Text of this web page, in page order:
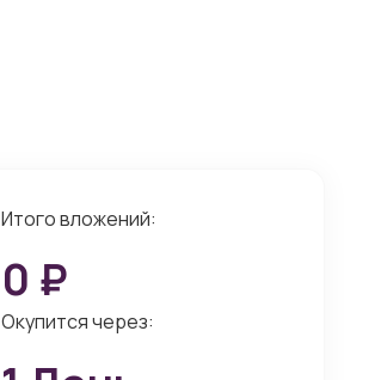
Итого вложений:
0 ₽
Окупится через: